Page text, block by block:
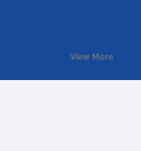
View More